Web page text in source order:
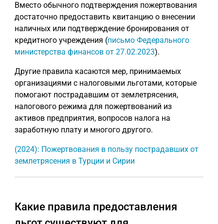
Вместо обычного подтверждения пожертвования
достаточно предоставить квитанцию о внесении
наличных или подтверждение бронирования от
кредитного учреждения (письмо Федерального
министерства финансов от 27.02.2023).
Другие правила касаются мер, принимаемых
организациями с налоговыми льготами, которые
помогают пострадавшим от землетрясения,
налогового режима для пожертвований из
активов предприятия, вопросов налога на
заработную плату и многого другого.
(2024): Пожертвования в пользу пострадавших от
землетрясения в Турции и Сирии
Какие правила предоставления